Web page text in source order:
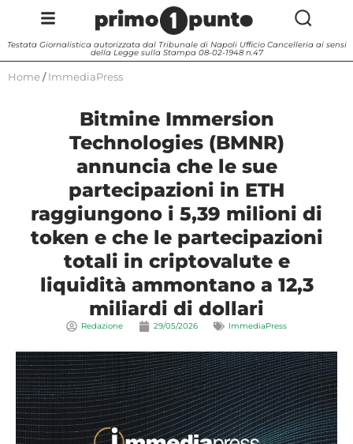
Testata Giornalistica autorizzata dal Tribunale di Napoli Ufficio Cancelleria ai sensi
della Legge sulla Stampa 08-02-1948 n.47
Home / ImmediaPress
Bitmine Immersion
Technologies (BMNR)
annuncia che le sue
partecipazioni in ETH
raggiungono i 5,39 milioni di
token e che le partecipazioni
totali in criptovalute e
liquidità ammontano a 12,3
miliardi di dollari
Redazione 29/05/2026 ImmediaPress